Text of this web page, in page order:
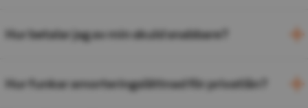
Hur betalar jag av min skuld snabbare?
Hur funkar amorteringslättnad för privatlån?